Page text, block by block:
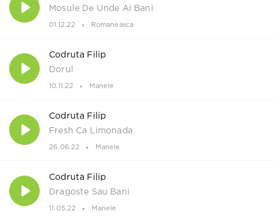
Mosule De Unde Ai Bani
01.12.22 Romaneasca
Codruta Filip
Dorul
10.11.22 Manele
Codruta Filip
Fresh Ca Limonada
26.06.22 Manele
Codruta Filip
Dragoste Sau Bani
11.05.22 Manele